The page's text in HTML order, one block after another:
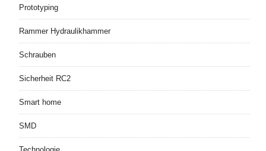
Prototyping
Rammer Hydraulikhammer
Schrauben
Sicherheit RC2
Smart home
SMD